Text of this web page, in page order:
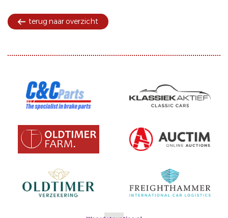
terug naar overzicht